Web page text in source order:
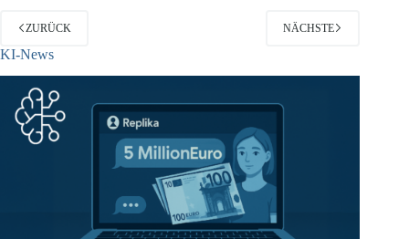
ZURÜCK
KI-News